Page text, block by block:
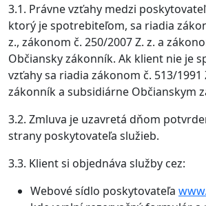
3.1. Právne vzťahy medzi
ktorý je spotrebiteľom, sa riadia
z., zákonom č. 250/2007 Z. z. a
Občiansky zákonník. Ak klient nie je
vzťahy sa riadia zákonom č. 513/
zákonník a subsidiárne Občianskym
3.2. Zmluva je uzavretá dňom
strany poskytovateľa služieb.
3.3. Klient si objednáva služby cez:
Webové sídlo poskytovateľa